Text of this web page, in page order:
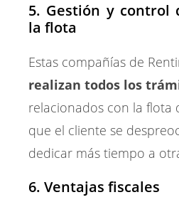
5. Gestión y control
la flota
Estas compañías de
realizan todos los
relacionados con la flota
que el cliente se
dedicar más tiempo a
6. Ventajas fiscales